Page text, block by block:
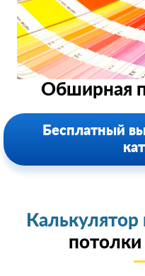
Обширная
Бесплатный
Калькулятор